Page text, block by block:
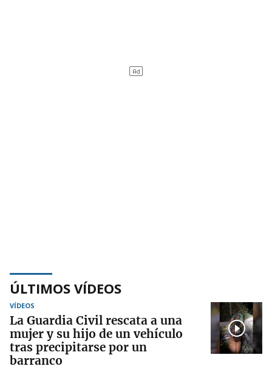
ÚLTIMOS VÍDEOS
VÍDEOS
La Guardia Civil rescata a una
mujer y su hijo de un vehículo
tras precipitarse por un
barranco